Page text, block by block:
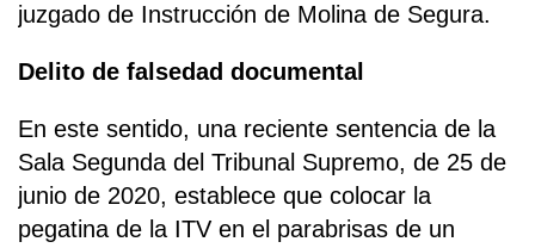
juzgado de Instrucción de Molina de Segura.
Delito de falsedad documental
En este sentido, una reciente sentencia de la
Sala Segunda del Tribunal Supremo, de 25 de
junio de 2020, establece que colocar la
pegatina de la ITV en el parabrisas de un